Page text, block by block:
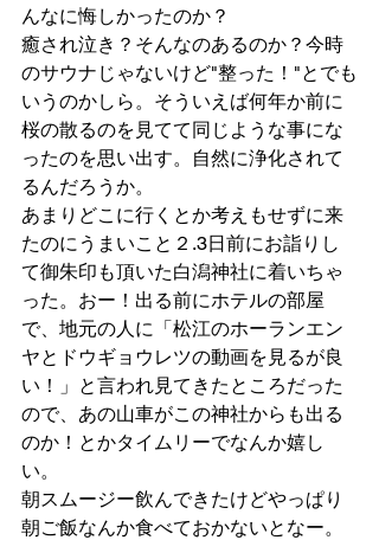
んなに悔しかったのか？
癒され泣き？そんなのあるのか？今時
のサウナじゃないけど"整った！"とでも
いうのかしら。そういえば何年か前に
桜の散るのを見てて同じような事にな
ったのを思い出す。自然に浄化されて
るんだろうか。
あまりどこに行くとか考えもせずに来
たのにうまいこと２.3日前にお詣りし
て御朱印も頂いた白潟神社に着いちゃ
った。おー！出る前にホテルの部屋
で、地元の人に「松江のホーランエン
ヤとドウギョウレツの動画を見るが良
い！」と言われ見てきたところだった
ので、あの山車がこの神社からも出る
のか！とかタイムリーでなんか嬉し
い。
朝スムージー飲んできたけどやっぱり
朝ご飯なんか食べておかないとなー。